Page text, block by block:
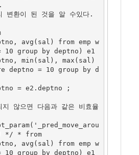
변환이 된 것을 알 수있다.
10 group by deptno) e1
deptno = 10 group by d
= e2.deptno ;
지 않으면 다음과 같은 비효율
*/ * from
10 group by deptno) e1